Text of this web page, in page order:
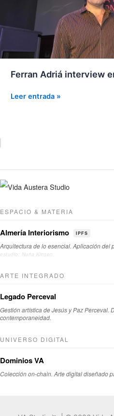
Ferran Adriá interview
Ferran
Leer entrada »
ESPACIO & MATERIA
Almería Interiorismo IPFS
Arquitectura de lo esencial. Aplicación del
estudio: Nuria Kinson.
ARTE INTEGRADO
Legado Perceval
Gestión artística de Jesús y Paz Perceval.
contemporaneidad.
UNIVERSO DIGITAL
Dominios VA
Colección on-chain. Arte digital diseñado